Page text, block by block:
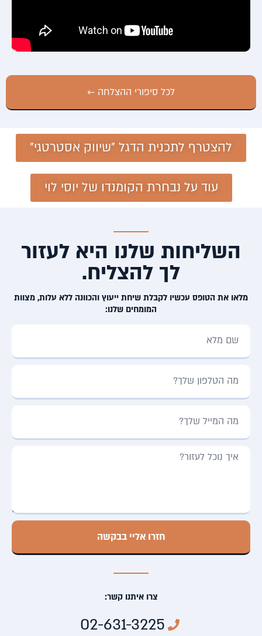
לכל סיפורי ההצלחה ←
להצטרף לתכנית הדגל "שיווק אסטרטגי"
עוד על נבחרת הקומנדו של יוסי לוי
השליחות שלנו היא לעזור
לך להצליח.
מלאו את הטופס עכשיו לקבלת שיחת ייעוץ והכוונה ללא עלות, מצוות
המומחים שלנו:
חזרו אליי בבקשה
צרו איתנו קשר:
02-631-3225